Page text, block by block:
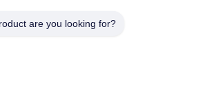
RF güç amplifikatörü
are you looking for?